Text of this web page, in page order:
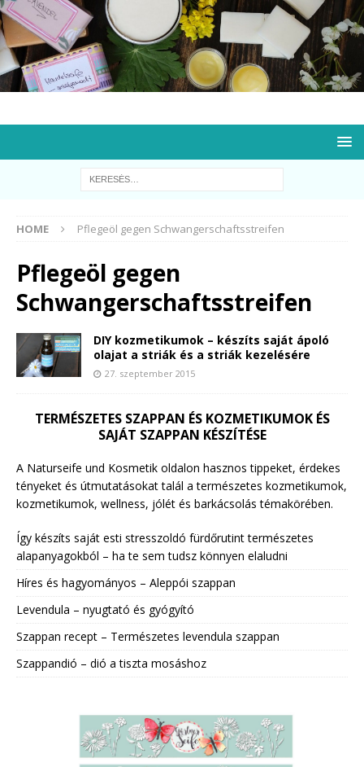
HOME Pflegeöl gegen Schwangerschaftsstreifen
Pflegeöl gegen
Schwangerschaftsstreifen
DIY kozmetikumok – készíts saját ápoló
olajat a striák és a striák kezelésére
27. szeptember 2015
TERMÉSZETES SZAPPAN ÉS KOZMETIKUMOK ÉS
SAJÁT SZAPPAN KÉSZÍTÉSE
A Naturseife und Kosmetik oldalon hasznos tippeket, érdekes
tényeket és útmutatásokat talál a természetes kozmetikumok,
kozmetikumok, wellness, jólét és barkácsolás témakörében.
Így készíts saját esti stresszoldó fürdőrutint természetes
alapanyagokból – ha te sem tudsz könnyen elaludni
Híres és hagyományos – Aleppói szappan
Levendula – nyugtató és gyógyító
Szappan recept – Természetes levendula szappan
Szappandió – dió a tiszta mosáshoz